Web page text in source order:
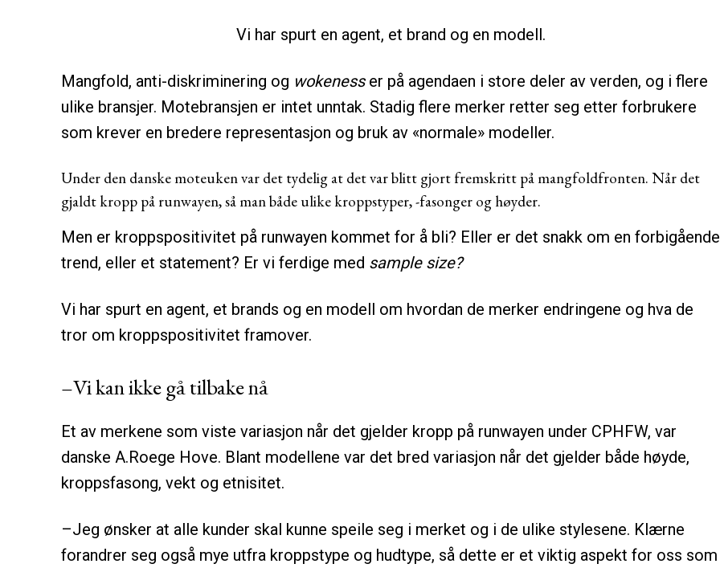
Vi har spurt en agent, et brand og en modell.
Mangfold, anti-diskriminering og wokenesser på agendaen i store deler av verden, og i flere
ulike bransjer. Motebransjen er intet unntak. Stadig flere merker retter seg etter forbrukere
som krever en bredere representasjon og bruk av «normale» modeller.
Under den danske moteuken var det tydelig at det var blitt gjort fremskritt på mangfoldfronten. Når det
gjaldt kropp på runwayen, så man både ulike kroppstyper, -fasonger og høyder.
Men er kroppspositivitet på runwayen kommet for å bli? Eller er det snakk om en forbigående
trend, eller et statement? Er vi ferdige med sample size?
Vi har spurt en agent, et brands og en modell om hvordan de merker endringene og hva de
tror om kroppspositivitet framover.
–Vi kan ikke gå tilbake nå
Et av merkene som viste variasjon når det gjelder kropp på runwayen under CPHFW, var
danske A.Roege Hove. Blant modellene var det bred variasjon når det gjelder både høyde,
kroppsfasong, vekt og etnisitet.
–Jeg ønsker at alle kunder skal kunne speile seg i merket og i de ulike stylesene. Klærne
forandrer seg også mye utfra kroppstype og hudtype, så dette er et viktig aspekt for oss som